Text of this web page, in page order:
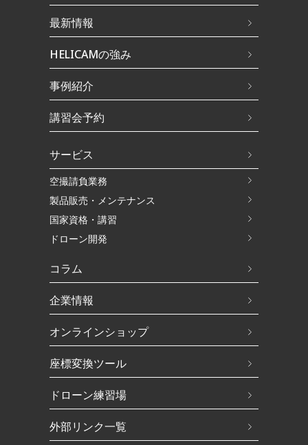
最新情報
HELICAMの強み
事例紹介
講習会予約
サービス
空撮請負業務
製品販売・メンテナンス
国家資格・講習
ドローン開発
コラム
企業情報
オンラインショップ
座標変換ツール
ドローン練習場
外部リンク一覧